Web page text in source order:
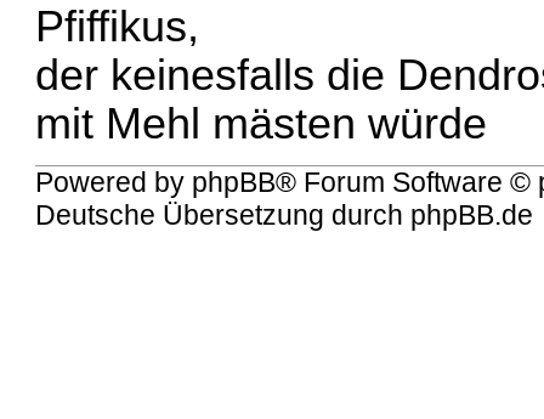
Pfiffikus,
der keinesfalls die
mit Mehl mästen würde
Powered by phpBB® Forum Software ©
Deutsche Übersetzung durch phpBB.de